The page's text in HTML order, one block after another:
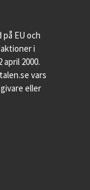
EU och
i
2000.
vars
eller